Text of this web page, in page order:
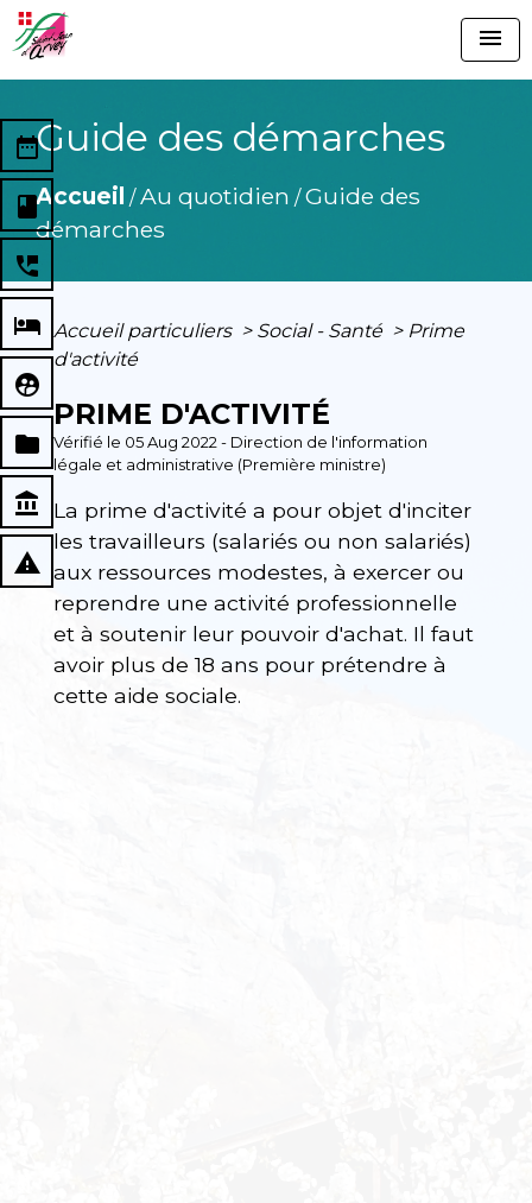
menu
Guide des démarches
Accueil /Au quotidien /Guide des
démarches
date_range
book
perm_phone_msg
local_hotel
supervised_user_circle
folder
account_balance
report_problem
Accueil particuliers > Social - Santé > Prime
d'activité
PRIME D'ACTIVITÉ
Vérifié le 05 Aug 2022 - Direction de l'information
légale et administrative (Première ministre)
La prime d'activité a pour objet d'inciter
les travailleurs (salariés ou non salariés)
aux ressources modestes, à exercer ou
reprendre une activité professionnelle
et à soutenir leur pouvoir d'achat. Il faut
avoir plus de 18 ans pour prétendre à
cette aide sociale.